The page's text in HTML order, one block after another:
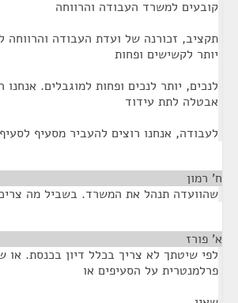
קובעים למשרד העבודה והרווחה
תקציב, זכורנה של ועדת העבודה והרווחה
יותר לקשישים ופחות
לנכים, יותר לנכים ופחות למוגבלים. אנחנו
אבטלה לתת עידוד
לעבודה, אנחנו רוצים להעביר מסעיף
ח' רמון
שהוועדה תנהל את המשרד. בשביל מה
א' פורז
לפי שיטתך לא צריך בכלל דיון בכנסת. או
פרלמנטרית על הסעיפים או